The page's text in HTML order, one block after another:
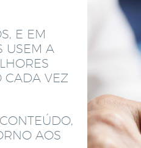
E EM
USEM A
CADA VEZ
AOS